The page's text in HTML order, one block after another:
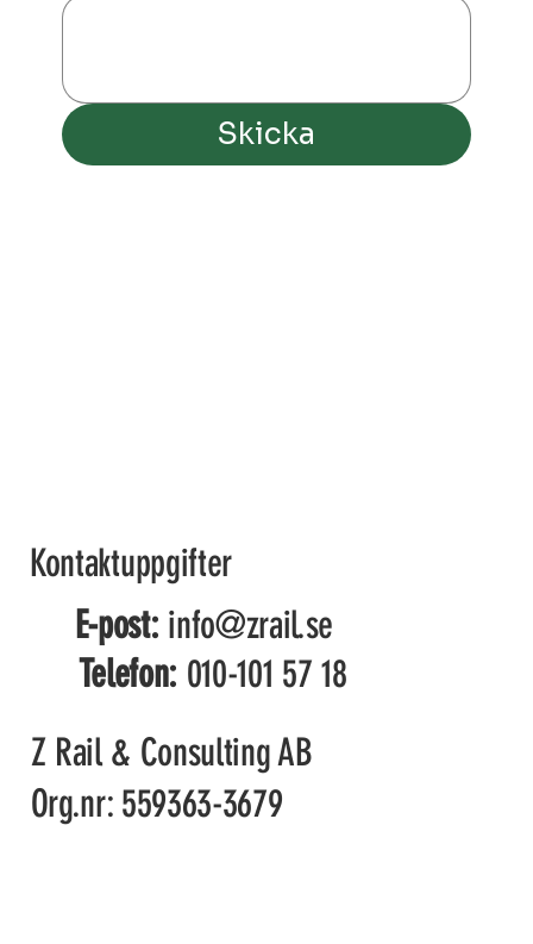
Skicka
Kontaktuppgifter
E-post: info@zrail.se
Telefon: 010-101 57 18
Z Rail & Consulting AB
Org.nr: 559363-3679